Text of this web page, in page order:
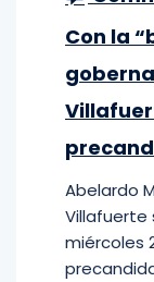
Con la
Abelardo
Villafuerte
miércoles